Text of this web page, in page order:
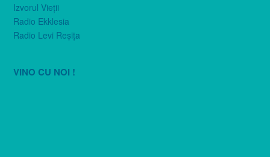
Izvorul Vieţii
Radio Ekklesia
Radio Levi Reşiţa
VINO CU NOI !